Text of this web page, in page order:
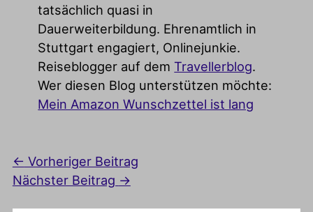
tatsächlich quasi in
Dauerweiterbildung. Ehrenamtlich in
Stuttgart engagiert, Onlinejunkie.
Reiseblogger auf dem Travellerblog.
Wer diesen Blog unterstützen möchte:
Mein Amazon Wunschzettel ist lang
← Vorheriger Beitrag
Nächster Beitrag →